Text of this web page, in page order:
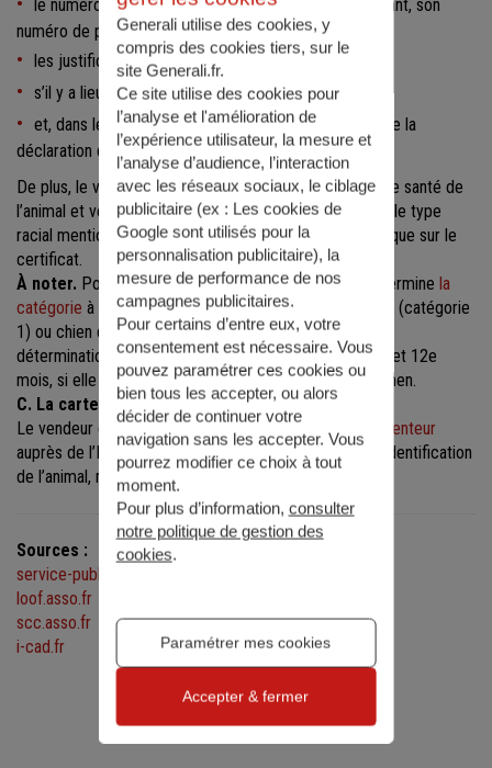
le numéro d'identification de l'animal et, le cas échéant, son
numéro de passeport européen ;
les justificatifs des vaccinations réalisées ;
s’il y a lieu, le certificat de stérilisation ;
et, dans le cas d’un chien ou chat de race, la copie de la
déclaration de naissance inscrite au LOF ou LOOF.
De plus, le vétérinaire procède à un examen de l’état de santé de
l’animal et vérifie la cohérence entre la morphologie et le type
racial mentionné à l'I-Cad. En cas d’incohérence, il l'indique sur le
certificat.
À noter. Pour les chiens concernés, le vétérinaire détermine la
catégorie à laquelle l’animal appartient : chien d'attaque (catégorie
1) ou chien de garde et de défense (catégorie 2). Une
détermination morphologique est à prévoir entre le 8e et 12e
mois, si elle n’est pas possible lors de ce premier examen.
C. La carte d’identification
Le vendeur est tenu dedéclarer le changement de détenteur
auprès de l’I-Cad, qui vous enverra la nouvelle carte d’identification
de l’animal, mentionnant vos coordonnées.
Sources :
service-public.fr
loof.asso.fr
scc.asso.fr
i-cad.fr
Generali utilise des cookies, y
compris des cookies tiers, sur le
site Generali.fr.
Ce site utilise des cookies pour
l’analyse et l'amélioration de
l’expérience utilisateur, la mesure et
l’analyse d’audience, l’interaction
avec les réseaux sociaux, le ciblage
publicitaire (ex : Les cookies de
Google sont utilisés pour la
personnalisation publicitaire), la
mesure de performance de nos
campagnes publicitaires.
Pour certains d’entre eux, votre
consentement est nécessaire. Vous
pouvez paramétrer ces cookies ou
bien tous les accepter, ou alors
décider de continuer votre
navigation sans les accepter. Vous
pourrez modifier ce choix à tout
moment.
Pour plus d’information, consulter
notre politique de gestion des
cookies.
Paramétrer mes cookies
Accepter & fermer